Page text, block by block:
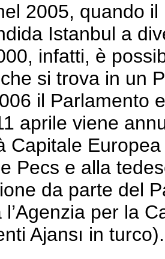
2005, quando
Istanbul a
infatti, è
si trova in un
il Parlamento
aprile viene
Capitale
Pecs e alla
da parte del
per la
Ajansı in turco).